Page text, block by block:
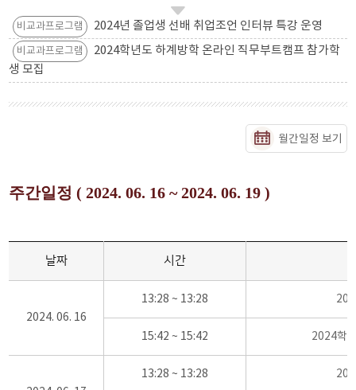
비교과프로그램 2024년 졸업생 선배 취업조언 인터뷰 특강 운영
비교과프로그램
2024학년도 하계방학 온라인 직무부트캠프 참가학
생 모집
월간일정 보기
주간일정 ( 2024. 06. 16 ~ 2024. 06. 19 )
날짜 시간
2024. 06. 16
13:28 ~ 13:28
15:42 ~ 15:42 2024학
13:28 ~ 13:28